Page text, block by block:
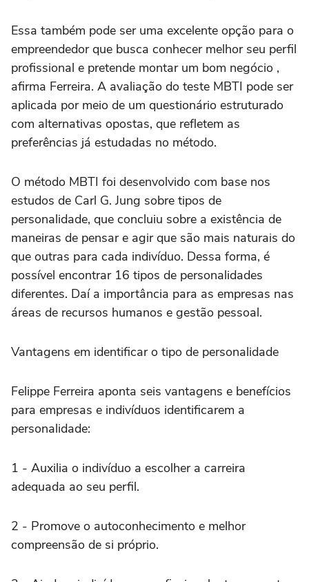
Essa também pode ser uma excelente opção para o
empreendedor que busca conhecer melhor seu perfil
profissional e pretende montar um bom negócio ,
afirma Ferreira. A avaliação do teste MBTI pode ser
aplicada por meio de um questionário estruturado
com alternativas opostas, que refletem as
preferências já estudadas no método.
O método MBTI foi desenvolvido com base nos
estudos de Carl G. Jung sobre tipos de
personalidade, que concluiu sobre a existência de
maneiras de pensar e agir que são mais naturais do
que outras para cada indivíduo. Dessa forma, é
possível encontrar 16 tipos de personalidades
diferentes. Daí a importância para as empresas nas
áreas de recursos humanos e gestão pessoal.
Vantagens em identificar o tipo de personalidade
Felippe Ferreira aponta seis vantagens e benefícios
para empresas e indivíduos identificarem a
personalidade:
1 - Auxilia o indivíduo a escolher a carreira
adequada ao seu perfil.
2 - Promove o autoconhecimento e melhor
compreensão de si próprio.